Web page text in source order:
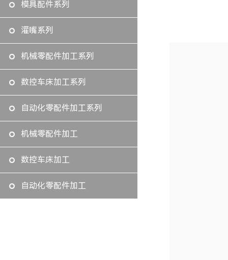
模具配件系列
灌嘴系列
机械零配件加工系列
数控车床加工系列
自动化零配件加工系列
机械零配件加工
数控车床加工
自动化零配件加工